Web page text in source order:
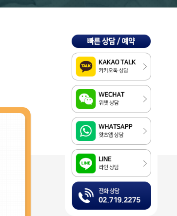
Kakao
WeChat
WhatsApp
LINE
전화상담